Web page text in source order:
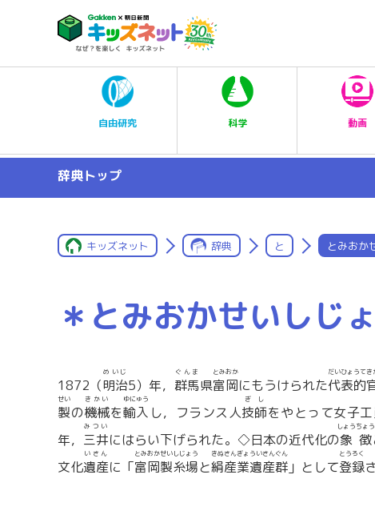
自由研究 科学 動画
辞典トップ
キッズネット 辞典 と とみおか
＊とみおかせいしじ
1872（明治
めいじ
5）年， 群馬
ぐんま
県富岡
とみおか
にもうけられた代表的
だいひょうて
製
せい
の機械
きかい
を輸入
ゆにゅう
し，フランス人技師
ぎし
をやとって女子工
年， 三井
みつい
にはらい下げられた。◇日本の近代化の象徴
しょうちょう
文化遺産
いさん
に「富岡製糸場
とみおかせいしじょう
と絹産業遺産群
きぬさんぎょういさんぐん
」として登録
とうろく